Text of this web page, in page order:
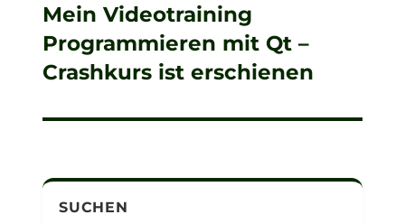
Nächster
Beitrag:
Mein Videotraining
Programmieren mit Qt –
Crashkurs ist erschienen
SUCHEN